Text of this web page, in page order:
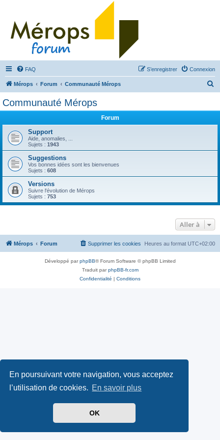
En poursuivant votre navigation, vous acceptez
l’utilisation de cookies. En savoir plus
OK
FAQ Connexion
S’enregistrer
Mérops Forum Communauté Mérops
e
Communauté Mérops
Forum
Support
Aide, anomalies, ...
Sujets : 1943
Suggestions
Vos bonnes idées sont les bienvenues
Sujets : 608
Versions
Suivre l'évolution de Mérops
Sujets : 753
Aller à
Mérops Forum Heures au format UTC+02:00
Supprimer les cookies
Développé parphpBB® Forum Software © phpBB Limited
Traduit parphpBB-fr.com
Confidentialité | Conditions